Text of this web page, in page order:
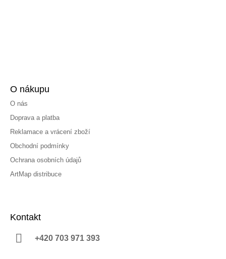
O nákupu
O nás
Doprava a platba
Reklamace a vrácení zboží
Obchodní podmínky
Ochrana osobních údajů
ArtMap distribuce
Kontakt
+420 703 971 393